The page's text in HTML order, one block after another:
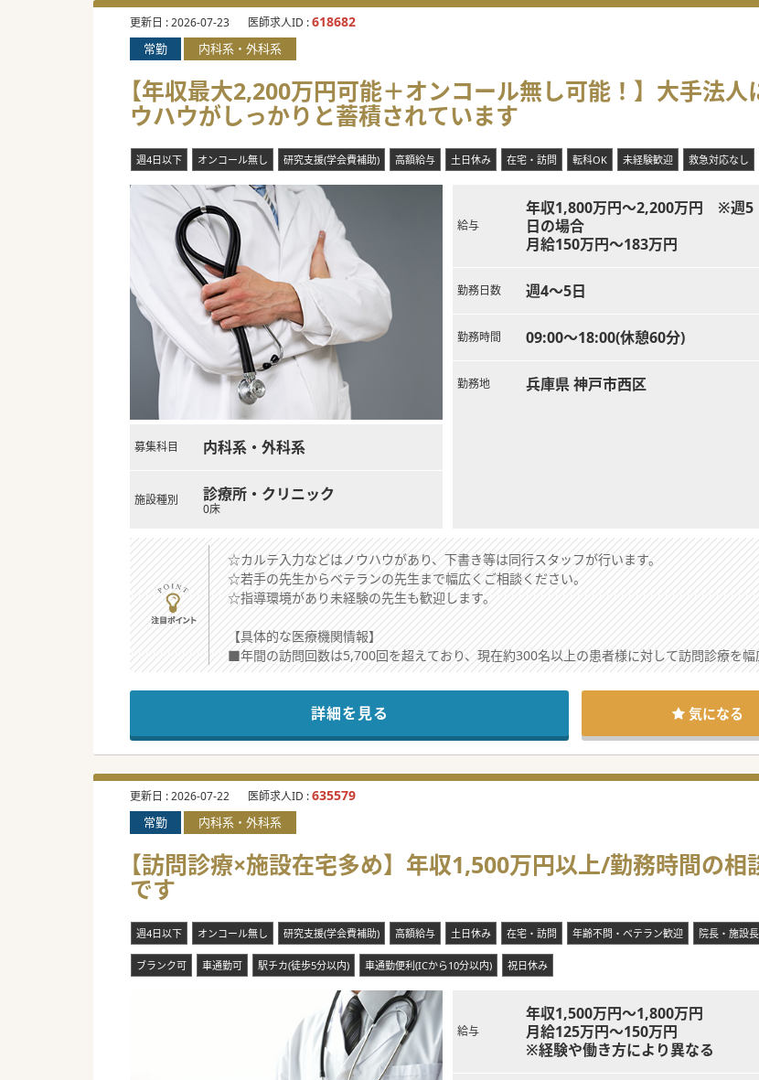
■医療と介護の両面から地域社会を支える理念に共感し共に新たな在宅医療体制を構築でき
【具体的な医療機関情報】
■麻薬投薬や呼吸器管理が必要な患者に対しても常勤医師が24時間体制で手厚く対応できる
■外部機関に依存せず組織内のスタッフのみで完結できる診療体制を確立しており迅速な意
#秋入職可
更新日 :2026-07-23 医師求人ID :618682
常勤 内科系・外科系
【年収最大2,200万円可能＋オンコール無し可能！】大手法
ウハウがしっかりと蓄積されています
週4日以下 オンコール無し 研究支援(学会費補助) 高額給与 土日休み 在宅・訪問 転科OK 未経験歓迎 救急対応なし
募集科目 内科系・外科系
施設種別 診療所・クリニック
0床
給与
年収1,800万円～2,200万円 ※週5
日の場合
月給150万円～183万円
勤務日数 週4～5日
勤務時間 09:00～18:00(休憩60分)
勤務地 兵庫県 神戸市西区
☆カルテ入力などはノウハウがあり、下書き等は同行スタッフが行います。
☆若手の先生からベテランの先生まで幅広くご相談ください。
☆指導環境があり未経験の先生も歓迎します。
【具体的な医療機関情報】
■年間の訪問回数は5,700回を超えており、現在約300名以上の患者様に対して訪問診療を
■多数の介護施設や訪問看護事業所と情報通信技術を活用した情報共有を行い、緊密な連携
■健康管理の相談から専門医療機関への紹介まで、地域のかかりつけ医として機能を担って
■医師や看護師のほか、事務職やドライバーとチームを組み、協力して訪問診療に向かう強
■平日の日中診療は主治医が担当し、夜間や休日は当直専従の医師が対応するためオンオフ
■複数の内科医師が在籍しており、困ったことがあれば互いに相談し助け合える非常に風通
【募集背景】
■より多くの患者様へ質の高い医療を届けるため、訪問体制の強化を目的とした内科医師の
#秋入職可
詳細を見る 気になる
更新日 :2026-07-22 医師求人ID :635579
常勤 内科系・外科系
【訪問診療×施設在宅多め】年収1,500万円以上/勤務時間の
です
週4日以下 オンコール無し 研究支援(学会費補助) 高額給与 土日休み 在宅・訪問 年齢不問・ベテラン歓迎 院長・施設
ブランク可 車通勤可 駅チカ(徒歩5分以内) 車通勤便利(ICから10分以内) 祝日休み
給与
年収1,500万円～1,800万円
月給125万円～150万円
※経験や働き方により異なる